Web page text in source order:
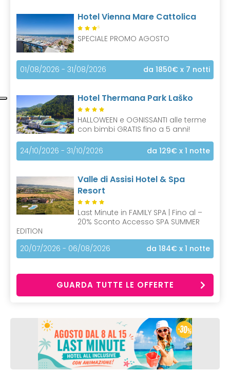
Hotel Vienna Mare Cattolica
S
SPECIALE PROMO AGOSTO
01/08/2026 - 31/08/2026 da 1850€ x 7 notti
Hotel Thermana Park Laško
HALLOWEEN e OGNISSANTI alle terme
con bimbi GRATIS fino a 5 anni!
24/10/2026 - 31/10/2026 da 129€ x 1 notte
Valle di Assisi Hotel & Spa
Resort
Last Minute in FAMILY SPA | Fino al –
20% Sconto Accesso SPA SUMMER
EDITION
20/07/2026 - 06/08/2026
da 184€ x 1 notte
GUARDA TUTTE LE OFFERTE